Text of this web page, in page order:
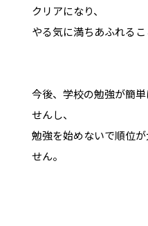
クリアになり、
やる気に満ちあふれるこ
今後、学校の勉強が簡
せんし、
勉強を始めないで順位
せん。